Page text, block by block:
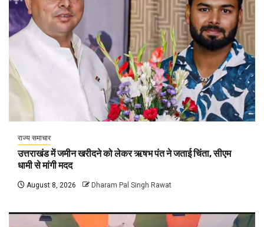
राज्य समाचार
उत्तराखंड में जमीन खरीदने को लेकर ऋषभ पंत ने जताई चिंता, सीएम
धामी से मांगी मदद
August 8, 2026 Dharam Pal Singh Rawat